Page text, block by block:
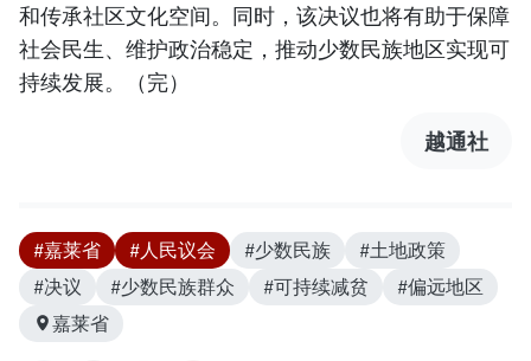
和传承社区文化空间。同时，该决议也将有助于保障
社会民生、维护政治稳定，推动少数民族地区实现可
持续发展。（完）
越通社
#嘉莱省 #人民议会 #少数民族
#土地政策
#决议
#少数民族群众 #可持续减贫
#偏远地区
嘉莱省